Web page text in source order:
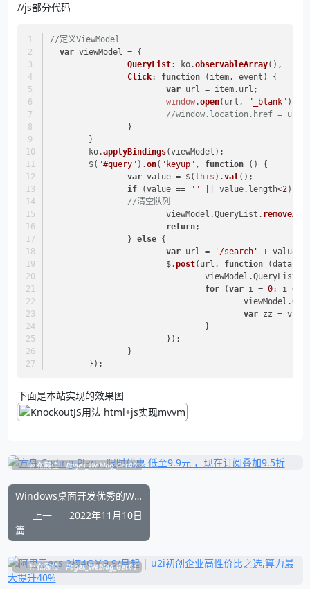
//js部分代码
//定义ViewModel
var viewModel = {
QueryList: ko.observableArray(),
Click: function ( item, event ) {
var url = item. url ;
window.open(url, "_blank" ).
//window.location.href = url;
		}
	}
	ko.
applyBindings(viewModel);
	$(
"#query" ).on( "keyup" , function ( ) {
var value = $(this ).val ();
if (value == "" || value. length<2) {
//清空队列
			viewModel.
QueryList . removeAll
return;
		}
else {
var url = '/search'
+ value;
			$.
post(url, function (data,
				viewModel.
QueryList
for (var i = 0; i <
					viewModel.
var zz =
				}
			});
		}
	});
下面是本站实现的效果图
补充展位 Pages_Weblog_Get#0
Windows桌面开发优秀的WPF界面开源UI组件 MahApps.Metro
上一
篇
2022年11月10日
补充展位 Pages_Weblog_Get#1